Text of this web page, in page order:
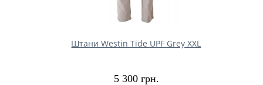
Штани Westin Tide UPF Grey XXL
5 300 грн.